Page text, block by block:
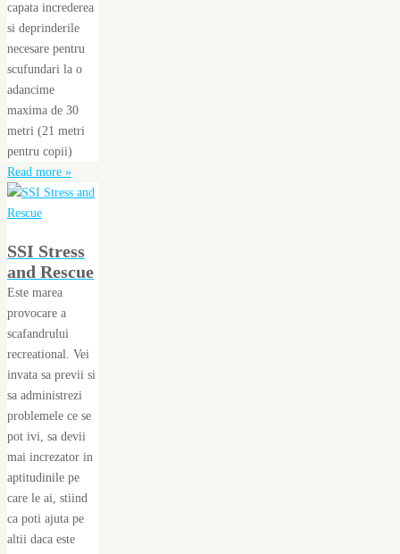
capata increderea
si deprinderile
necesare pentru
scufundari la o
adancime
maxima de 30
metri (21 metri
pentru copii)
Read more »
SSI Stress
and Rescue
Este marea
provocare a
scafandrului
recreational. Vei
invata sa previi si
sa administrezi
problemele ce se
pot ivi, sa devii
mai increzator in
aptitudinile pe
care le ai, stiind
ca poti ajuta pe
altii daca este